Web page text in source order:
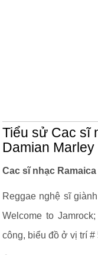
Tiểu sử Cac sĩ
Damian Marley
Cac sĩ nhạc
Reggae nghệ sĩ
Welcome to
công, biểu đồ ở vị trí